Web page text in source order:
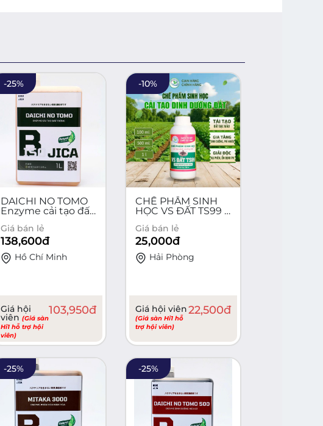
-25%
DAICHI NO TOMO
Enzyme cải tạo đất,
tuyến trùng
Giá bán lẻ
138,600đ
Hồ Chí Minh
Giá hội
viên (Giá sàn
Hi1 hỗ trợ hội
viên)
103,950đ
-10%
CHẾ PHẨM SINH
HỌC VS ĐẤT TS99 –
Giá bán lẻ
25,000đ
Hải Phòng
Giá hội viên
(Giá sàn Hi1 hỗ
trợ hội viên)
22,500đ
-25% -25%